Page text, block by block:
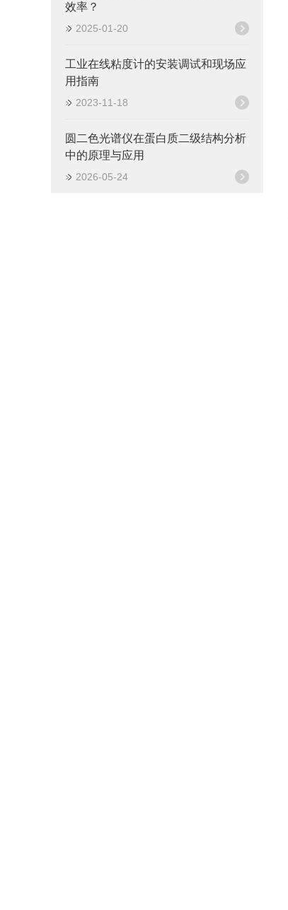
效率？
2025-01-20
工业在线粘度计的安装调试和现场应
用指南
2023-11-18
圆二色光谱仪在蛋白质二级结构分析
中的原理与应用
2026-05-24